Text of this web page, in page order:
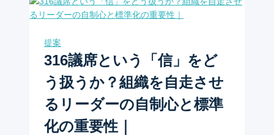
提案
316議席という「信」をど
う扱うか？組織を自走させ
るリーダーの自制心と標準
化の重要性｜